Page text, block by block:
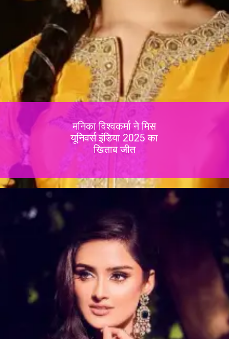
मनिका विश्वकर्मा ने मिस
यूनिवर्स इंडिया 2025 का
खिताब जीत